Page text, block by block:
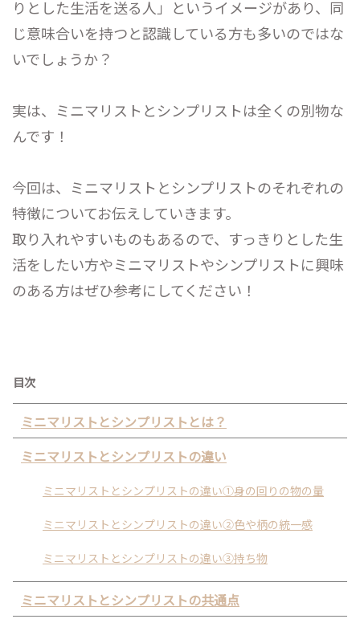
りとした生活を送る人」というイメージがあり、同
じ意味合いを持つと認識している方も多いのではな
いでしょうか？
実は、ミニマリストとシンプリストは全くの別物な
んです！
今回は、ミニマリストとシンプリストのそれぞれの
特徴についてお伝えしていきます。
取り入れやすいものもあるので、すっきりとした生
活をしたい方やミニマリストやシンプリストに興味
のある方はぜひ参考にしてください！
目次
ミニマリストとシンプリストとは？
ミニマリストとシンプリストの違い
ミニマリストとシンプリストの違い①身の回りの物の量
ミニマリストとシンプリストの違い②色や柄の統一感
ミニマリストとシンプリストの違い③持ち物
ミニマリストとシンプリストの共通点